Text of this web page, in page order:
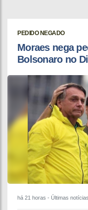
PEDIDO NEGADO
Moraes nega
Bolsonaro no
há 21 horas - Últimas notícias